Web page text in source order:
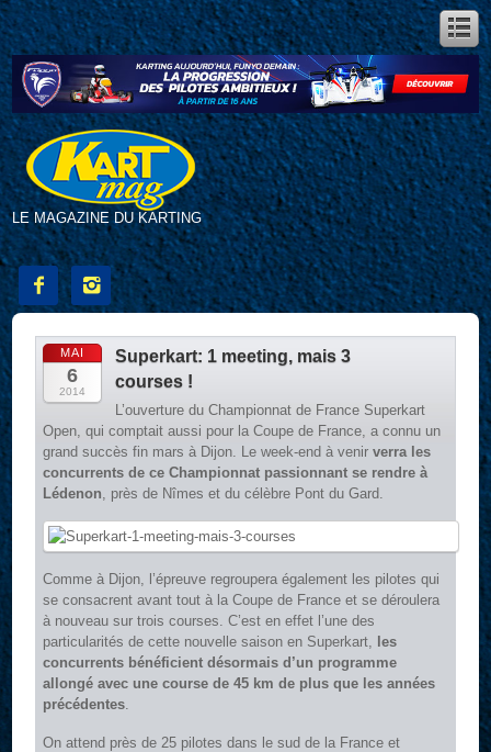
LE MAGAZINE DU KARTING
 
MAI
6
2014
Superkart: 1 meeting, mais 3
courses !
L’ouverture du Championnat de France Superkart
Open, qui comptait aussi pour la Coupe de France, a connu un
grand succès fin mars à Dijon. Le week-end à venirverra les
concurrents de ce Championnat passionnant se rendre à
Lédenon , près de Nîmes et du célèbre Pont du Gard.
Comme à Dijon, l’épreuve regroupera également les pilotes qui
se consacrent avant tout à la Coupe de France et se déroulera
à nouveau sur trois courses. C’est en effet l’une des
particularités de cette nouvelle saison en Superkart, les
concurrents bénéficient désormais d’un programme
allongé avec une course de 45 km de plus que les années
précédentes.
On attend près de 25 pilotes dans le sud de la France et